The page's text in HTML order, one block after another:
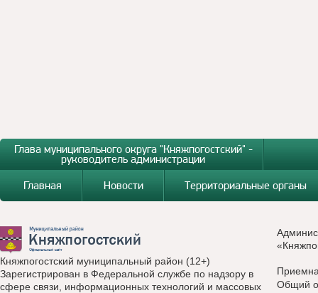
Глава муниципального округа "Княжпогостский" -
руководитель администрации
Главная
Новости Территориальные органы
Княжпогостский муниципальный район (12+)
Зарегистрирован в Федеральной службе по надзору в
сфере связи, информационных технологий и массовых
Общий